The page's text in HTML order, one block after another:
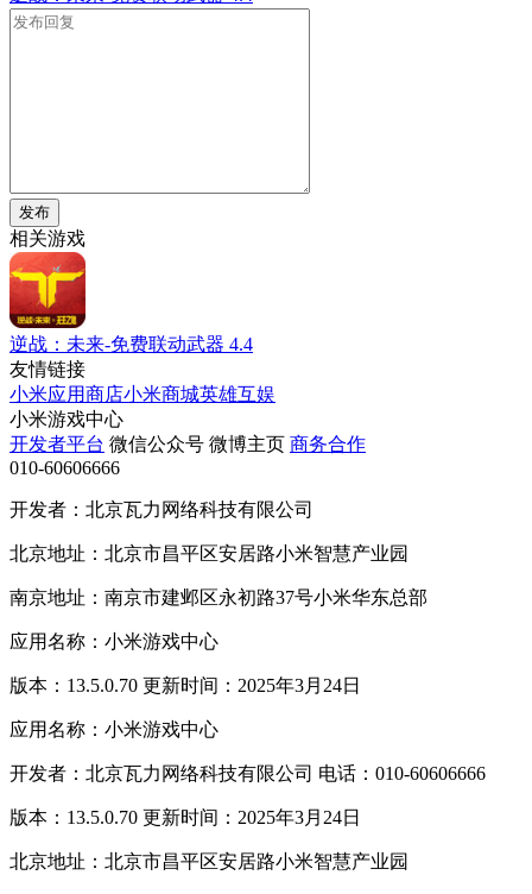
发布
相关游戏
逆战：未来-免费联动武器 4.4
友情链接
小米应用商店小米商城英雄互娱
小米游戏中心
开发者平台 微信公众号 微博主页 商务合作
010-60606666
开发者：北京瓦力网络科技有限公司
北京地址：北京市昌平区安居路小米智慧产业园
南京地址：南京市建邺区永初路37号小米华东总部
应用名称：小米游戏中心
版本：13.5.0.70 更新时间：2025年3月24日
应用名称：小米游戏中心
开发者：北京瓦力网络科技有限公司 电话：010-60606666
版本：13.5.0.70 更新时间：2025年3月24日
北京地址：北京市昌平区安居路小米智慧产业园